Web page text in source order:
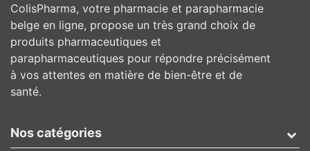
ColisPharma, votre pharmacie et parapharmacie
belge en ligne, propose un très grand choix de
produits pharmaceutiques et
parapharmaceutiques pour répondre précisément
à vos attentes en matière de bien-être et de
santé.
Nos catégories